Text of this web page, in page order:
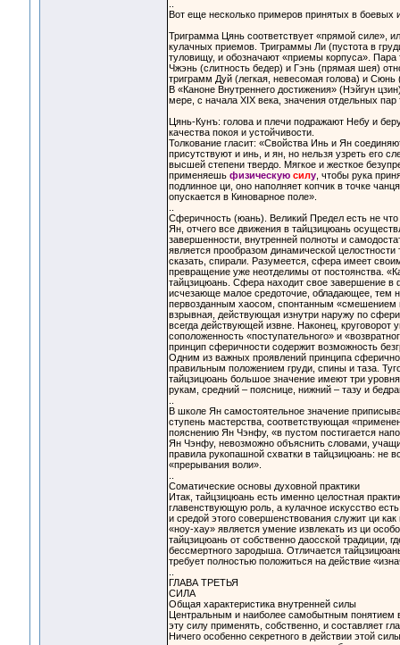
Вот еще несколько примеров принятых в
Триграмма Цянь соответствует «прямой силе»,
кулачных приемов. Триграммы Ли (пустота в
туловищу, и обозначают «приемы корпуса».
Чжэнь (слитность бедер) и Гэнь (прямая шея)
триграмм Дуй (легкая, невесомая голова) и
В «Каноне Внутреннего достижения» (Нэйгун
мере, с начала XIX века, значения отдельных
Цянь-Кунъ: голова и плечи подражают Небу и
качества покоя и устойчивости.
Толкование гласит: «Свойства Инь и Ян
присутствуют и инь, и ян, но нельзя узреть его
высшей степени твердо. Мягкое и жесткое
применяешь физическую силу, чтобы рука
подлинное ци, оно наполняет копчик в точке
опускается в Киноварное поле».
Сферичность (юань). Великий Предел есть не
Ян, отчего все движения в тайцзицюань
завершенности, внутренней полноты и
является прообразом динамической
сказать, спирали. Разумеется, сфера имеет
превращение уже неотделимы от постоянства.
тайцзицюань. Сфера находит свое завершение в
исчезающе малое средоточие, обладающее, тем
первозданным хаосом, спонтанным «смешением
взрывная, действующая изнутри наружу по
всегда действующей извне. Наконец,
соположенность «поступательного» и
принцип сферичности содержит возможность
Одним из важных проявлений принципа
правильным положением груди, спины и таза.
тайцзицюань большое значение имеют три
рукам, средний – пояснице, нижний – тазу и
В школе Ян самостоятельное значение
ступень мастерства, соответствующая
пояснению Ян Чэнфу, «в пустом постигается
Ян Чэнфу, невозможно объяснить словами,
правила рукопашной схватки в тайцзицюань: не
«прерывания воли».
Соматические основы духовной практики
Итак, тайцзицюань есть именно целостная
главенствующую роль, а кулачное искусство
и средой этого совершенствования служит ци
«ноу-хау» является умение извлекать из ци
тайцзицюань от собственно даосской традиции,
бессмертного зародыша. Отличается
требует полностью положиться на действие
ГЛАВА ТРЕТЬЯ
СИЛА
Общая характеристика внутренней силы
Центральным и наиболее самобытным понятием
эту силу применять, собственно, и составляет
Ничего особенно секретного в действии этой